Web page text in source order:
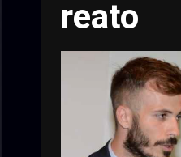
reato